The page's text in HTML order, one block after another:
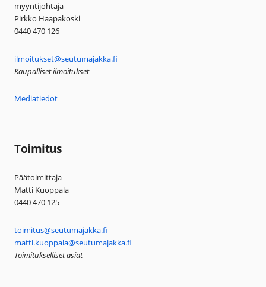
myyntijohtaja
Pirkko Haapakoski
0440 470 126
ilmoitukset@seutumajakka.fi
Kaupalliset ilmoitukset
Mediatiedot
Toimitus
Päätoimittaja
Matti Kuoppala
0440 470 125
toimitus@seutumajakka.fi
matti.kuoppala@seutumajakka.fi
Toimitukselliset asiat